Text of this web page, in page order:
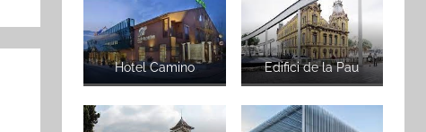
Hotel Camino Edifici de la Pau